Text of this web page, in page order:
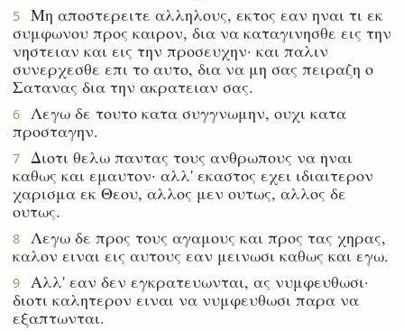
5
Μη αποστερειτε αλληλους, εκτος εαν ηναι τι εκ
συμφωνου προς καιρον, δια να καταγινησθε εις την
νηστειαν και εις την προσευχην· και παλιν
συνερχεσθε επι το αυτο, δια να μη σας πειραζη ο
Σατανας δια την ακρατειαν σας.
6
Λεγω δε τουτο κατα συγγνωμην, ουχι κατα
προσταγην.
7
Διοτι θελω παντας τους ανθρωπους να ηναι
καθως και εμαυτον· αλλ' εκαστος εχει ιδιαιτερον
χαρισμα εκ Θεου, αλλος μεν ουτως, αλλος δε
ουτως.
8
Λεγω δε προς τους αγαμους και προς τας χηρας,
καλον ειναι εις αυτους εαν μεινωσι καθως και εγω.
9
Αλλ' εαν δεν εγκρατευωνται, ας νυμφευθωσι·
διοτι καλητερον ειναι να νυμφευθωσι παρα να
εξαπτωνται.